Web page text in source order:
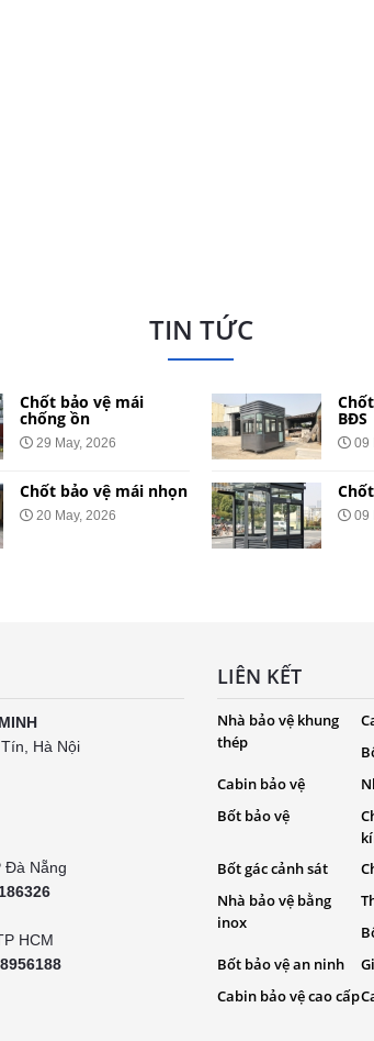
TIN TỨC
Chốt bảo vệ mái
chống ồn
29 May, 2026
Chốt bảo vệ mái nhọn
20 May, 2026
BĐS
09
09
Hà Nội
Đà Nẵng
HCM
LIÊN KẾT
Nhà bảo vệ khung
thép
Cabin bảo vệ
Bốt bảo vệ
Bốt gác cảnh sát
Nhà bảo vệ bằng
inox
Bốt bảo vệ an ninh
Cabin bảo vệ cao cấp